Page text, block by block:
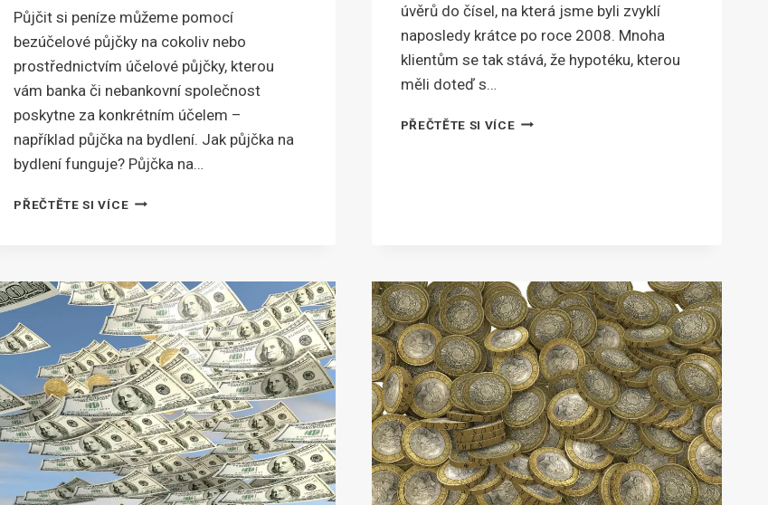
Půjčit si peníze můžeme pomocí
bezúčelové půjčky na cokoliv nebo
prostřednictvím účelové půjčky, kterou
vám banka či nebankovní společnost
poskytne za konkrétním účelem –
například půjčka na bydlení. Jak půjčka na
bydlení funguje? Půjčka na…
PŘEČTĚTE SI VÍCENA
TAKÉ
NEJTYPIČTĚJŠÍ
BANKOVNÍ
PŮJČKY
úvěrů do čísel, na která jsme byli zvyklí
naposledy krátce po roce 2008. Mnoha
klientům se tak stává, že hypotéku, kterou
měli doteď s…
PŘEČTĚTE SI VÍCEVYŠŠÍ
S
NIMI
DÁ
UDĚLAT?